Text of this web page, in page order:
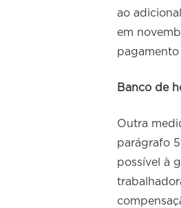
ao
em
Banco de
Outra
parágrafo
possível à